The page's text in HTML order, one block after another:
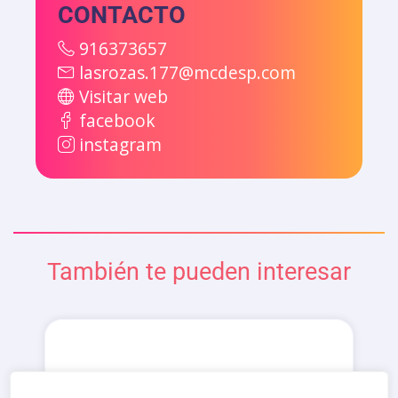
CONTACTO
916373657
lasrozas.177@mcdesp.com
Visitar web
facebook
instagram
También te pueden interesar